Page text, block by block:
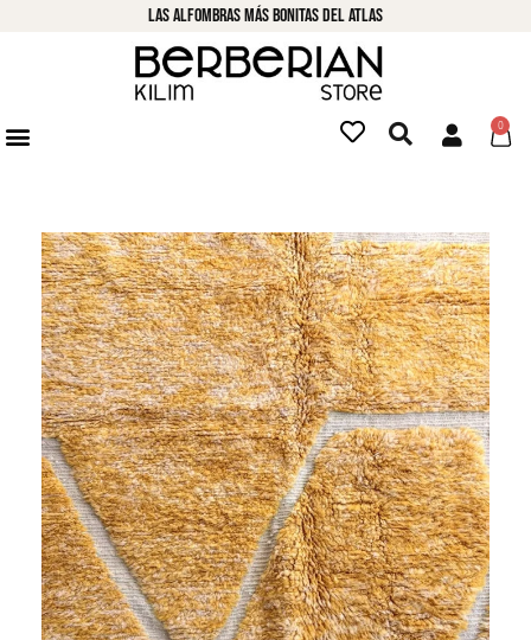
LAs alfombras más bonitas del atlas
0